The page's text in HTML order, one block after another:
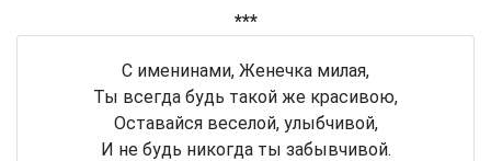
***
С именинами, Женечка милая,
Ты всегда будь такой же красивою,
Оставайся веселой, улыбчивой,
И не будь никогда ты забывчивой.